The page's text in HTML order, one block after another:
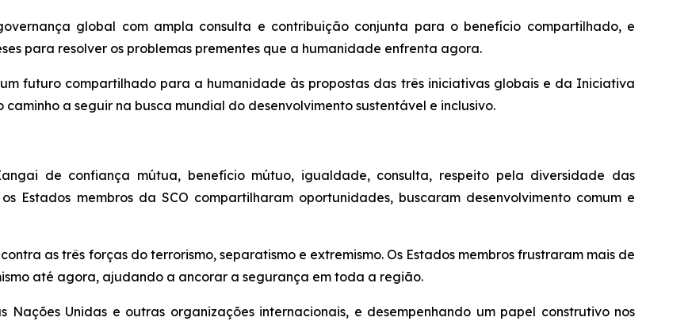
global com ampla consulta e contribuição conjunta para o benefício compartilhado, e
para resolver os problemas prementes que a humanidade enfrenta agora.
futuro compartilhado para a humanidade às propostas das três iniciativas globais e da Iniciativa
a seguir na busca mundial do desenvolvimento sustentável e inclusivo.
de confiança mútua, benefício mútuo, igualdade, consulta, respeito pela diversidade das
Estados membros da SCO compartilharam oportunidades, buscaram desenvolvimento comum e
as três forças do terrorismo, separatismo e extremismo. Os Estados membros frustraram mais de
até agora, ajudando a ancorar a segurança em toda a região.
Unidas e outras organizações internacionais, e desempenhando um papel construtivo nos